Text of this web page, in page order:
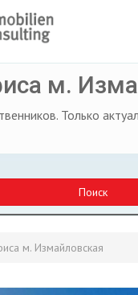
м.
Только
Поиск
м. Измайловская